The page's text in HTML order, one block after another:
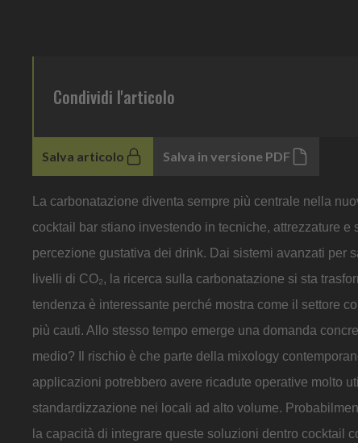
Condividi l'articolo
Salva articolo Salva in versione PDF
La carbonatazione diventa sempre più centrale nella
cocktail bar stiano investendo in tecniche, attrezzature
percezione gustativa dei drink. Dai sistemi avanzati per
livelli di CO₂, la ricerca sulla carbonatazione si sta
tendenza è interessante perché mostra come il settore
più cauti. Allo stesso tempo emerge una domanda
medio? Il rischio è che parte della mixology
applicazioni potrebbero avere ricadute operative molto
standardizzazione nei locali ad alto volume.
la capacità di integrare queste soluzioni dentro cocktail